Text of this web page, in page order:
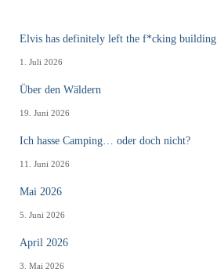
Elvis has definitely left the f*cking building
1. Juli 2026
Über den Wäldern
19. Juni 2026
Ich hasse Camping… oder doch nicht?
11. Juni 2026
Mai 2026
5. Juni 2026
April 2026
3. Mai 2026